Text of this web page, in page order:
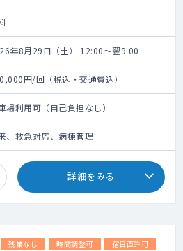
年8月29日（土） 12:00～翌9:00
円/回（税込・交通費込）
場利用可（自己負担なし）
、救急対応、病棟管理
詳細をみる
残業なし 時間調整可 宿日直許可